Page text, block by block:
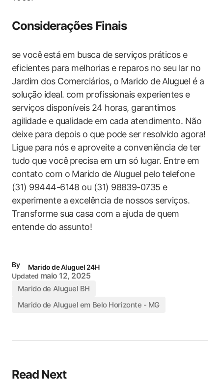
Considerações Finais
se você ⁤está em busca de serviços ‌práticos e
eficientes para melhorias e reparos no seu lar no
Jardim dos Comerciários, ⁣o Marido de ⁣Aluguel ‌é a
solução ideal. com profissionais experientes e
serviços disponíveis 24 horas, garantimos
agilidade e qualidade em cada atendimento. Não
deixe para depois o que pode ser resolvido agora!​
Ligue para⁣ nós e aproveite a conveniência de ‍ter
tudo que você⁤ precisa em um só lugar. ‍Entre em
contato com​ o ‌Marido de ⁤Aluguel pelo telefone
(31) 99444-6148‌ ou (31) 98839-0735 e
experimente a excelência de nossos serviços.
Transforme sua casa com a ajuda de quem ​
entende do⁣ assunto!
By
Marido de Aluguel 24H
Updated maio 12, 2025
Marido de Aluguel BH
Marido de Aluguel em Belo Horizonte - MG
Read Next